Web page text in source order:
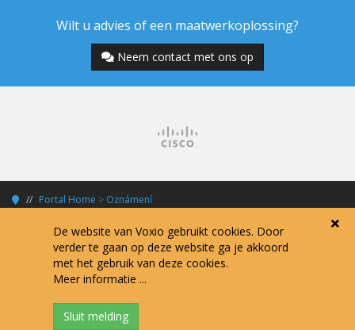
Wilt u advies of een maatwerkoplossing?
Neem contact met ons op
Portal Home > Oznámení
Copyright © 2026 Voxio Internet Services.
Algemene voorwaarden
Privacy policy
De website van Voxio gebruikt cookies. Door
verder te gaan op deze website ga je akkoord
met het gebruik van deze cookies.
Meer informatie ...